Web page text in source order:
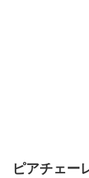
ピアチェー